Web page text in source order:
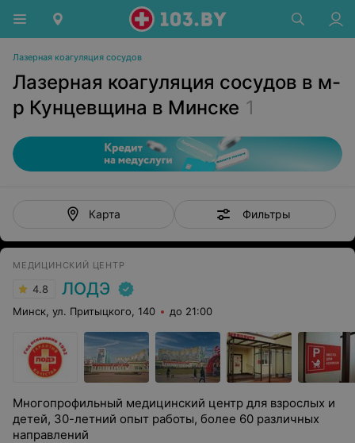
Лазерная коагуляция сосудов
Лазерная коагуляция сосудов в м-
р Кунцевщина в Минске 1
Карта Фильтры
МЕДИЦИНСКИЙ ЦЕНТР
4.8 ЛОДЭ
Минск, ул. Притыцкого, 140 до 21:00
Многопрофильный медицинский центр для взрослых и
детей, 30-летний опыт работы, более 60 различных
направлений